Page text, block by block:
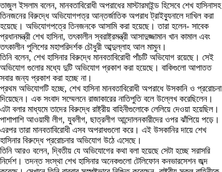
তাজুল ইসলাম বলেন, মানবতাবিরোধী অপরাধের মাস্টারমাইন্ড হিসেবে শেখ হাসিনাসহ
তিনজনের বিরুদ্ধে অভিযোগপত্র আন্তর্জাতিক অপরাধ ট্রাইব্যুনালে দাখিল করা
হয়েছে। অভিযোগপত্রে তিনজনকে আসামি করা হয়েছে। তারা হলেন- সাবেক
প্রধানমন্ত্রী শেখ হাসিনা, তৎকালীন স্বরাষ্ট্রমন্ত্রী আসাদুজ্জামান খান কামাল এবং
তৎকালীন পুলিশের মহাপরিদর্শক চৌধুরী আব্দুল্লাহ আল মামুন।
তিনি বলেন, শেখ হাসিনার বিরুদ্ধে মানবতাবিরোধী পাঁচটি অভিযোগ রয়েছে। সেই
অভিযোগ গুলোর মধ্যে দুটি অভিযোগ প্রকাশ করা হয়েছে। বাকিগুলো আপাতত
সবার জন্য প্রকাশ করা হচ্ছে না।
প্রথম অভিযোগটি হচ্ছে, শেখ হাসিনা মানবতাবিরোধী অপরাধে উসকানি ও প্ররোচনা
দিয়েছেন। এক সংবাদ সম্মেলনে রাজাকারের নাতিপুতি বলে উল্লেখ করেছিলেন।
এটা বলার মাধ্যমে তাদের বিরুদ্ধে রাষ্ট্রীয় বাহিনীগুলোকে লেলিয়ে দেওয়া হয়েছিল।
পাশাপাশি আওয়ামী লীগ, যুবলীগ, ছাত্রলীগ আন্দোলনকারীদের ওপর ঝাঁপিয়ে পড়ে।
এরপর তারা মানবতাবিরোধী এসব অপরাধগুলো করে। এই উসকানির দায়ে শেখ
হাসিনার বিরুদ্ধে প্ররোচনার অভিযোগ উঠে এসেছে।
তিনি আরও বলেন, দ্বিতীয় যে অভিযোগের কথা বলা হয়েছে সেটা হচ্ছে সরাসরি
নির্দেশ। তদন্ত সংস্থা শেখ হাসিনার অনেকগুলো টেলিফোন কনভারসেশন জব্দ